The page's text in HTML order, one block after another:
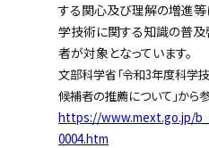
する関心及び理解の増進等
学技術に関する知識の普
者が対象となっています。
文部科学省「令和3年度科学
候補者の推薦について」から
https://www.mext.go.jp/
0004.htm